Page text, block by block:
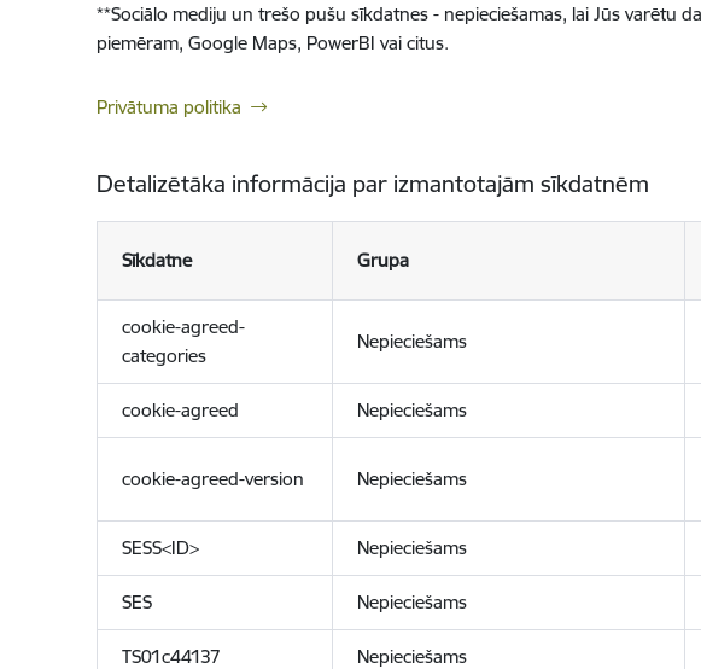
**Sociālo mediju un trešo pušu sīkdatnes - nepieciešamas, lai Jūs varētu
piemēram, Google Maps, PowerBI vai citus.
Privātuma politika
Detalizētāka informācija par izmantotajām sīkdatnēm
Sīkdatne Grupa
cookie-agreed-
categories
Nepieciešams
cookie-agreed Nepieciešams
cookie-agreed-version Nepieciešams
SESS<ID> Nepieciešams
SES Nepieciešams
TS01c44137 Nepieciešams